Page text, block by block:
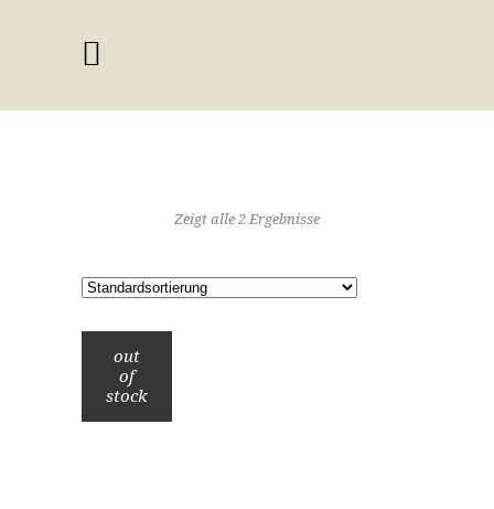
Zeigt alle 2 Ergebnisse
out
of
stock